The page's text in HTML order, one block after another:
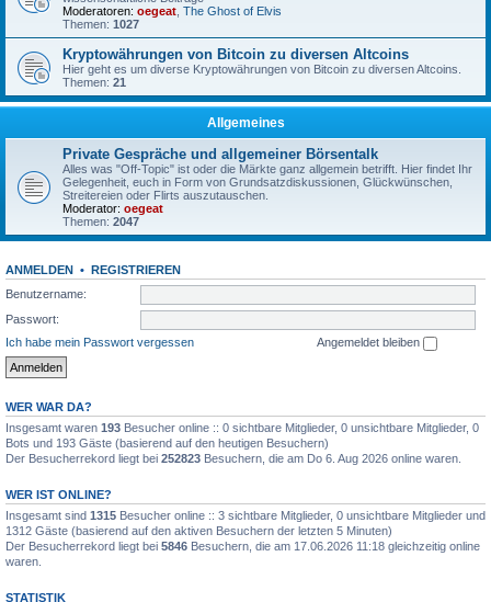
Moderatoren: oegeat The Ghost of Elvis
Themen: 1027
Kryptowährungen von Bitcoin zu diversen Altcoins
Hier geht es um diverse Kryptowährungen von Bitcoin zu diversen Altcoins.
Themen: 21
Allgemeines
Private Gespräche und allgemeiner Börsentalk
Alles was "Off-Topic" ist oder die Märkte ganz allgemein betrifft. Hier findet Ihr
Gelegenheit, euch in Form von Grundsatzdiskussionen, Glückwünschen,
Streitereien oder Flirts auszutauschen.
Moderator: oegeat
Themen: 2047
ANMELDEN • REGISTRIEREN
Benutzername:
Passwort:
Ich habe mein Passwort vergessen
Angemeldet bleiben
WER WAR DA?
Insgesamt waren 193 Besucher online :: 0 sichtbare Mitglieder, 0 unsichtbare Mitglieder, 0
Bots und 193 Gäste (basierend auf den heutigen Besuchern)
Der Besucherrekord liegt bei 252823 Besuchern, die am Do 6. Aug 2026 online waren.
WER IST ONLINE?
Insgesamt sind 1315 Besucher online :: 3 sichtbare Mitglieder, 0 unsichtbare Mitglieder und
1312 Gäste (basierend auf den aktiven Besuchern der letzten 5 Minuten)
Der Besucherrekord liegt bei 5846 Besuchern, die am 17.06.2026 11:18 gleichzeitig online
waren.
STATISTIK